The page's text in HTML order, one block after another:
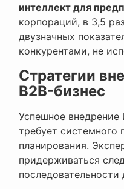
интеллект для
корпораций, в 3,5
двузначных
конкурентами, не
Стратегии
B2B-бизнес
Успешное
требует системного
планирования.
придерживаться
последовательности